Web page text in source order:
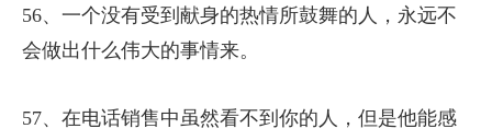
56、一个没有受到献身的热情所鼓舞的人，永远不
会做出什么伟大的事情来。
57、在电话销售中虽然看不到你的人，但是他能感